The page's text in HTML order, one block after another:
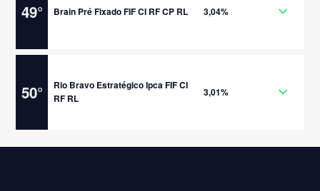
49° Brain Pré Fixado FIF CI RF CP RL 3,04%
50°
Rio Bravo Estratégico Ipca FIF CI
RF RL
3,01%